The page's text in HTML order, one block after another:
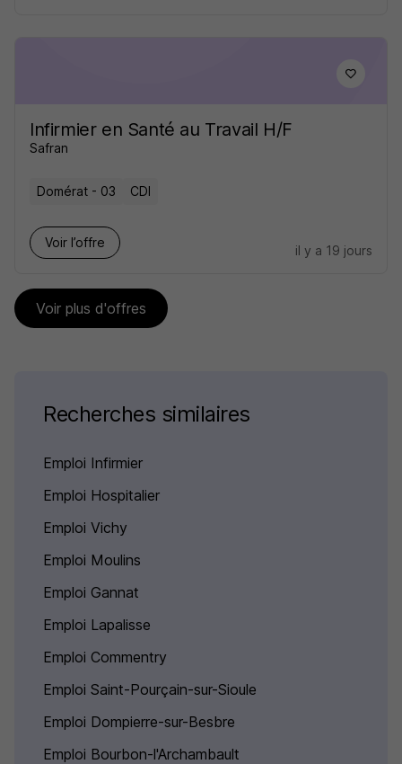
Infirmier en Santé au Travail H/F
Safran
Domérat - 03 CDI
Voir l’offre
il y a 19 jours
Voir plus d'offres
Recherches similaires
Emploi Infirmier
Emploi Hospitalier
Emploi Vichy
Emploi Moulins
Emploi Gannat
Emploi Lapalisse
Emploi Commentry
Emploi Saint-Pourçain-sur-Sioule
Emploi Dompierre-sur-Besbre
Emploi Bourbon-l'Archambault